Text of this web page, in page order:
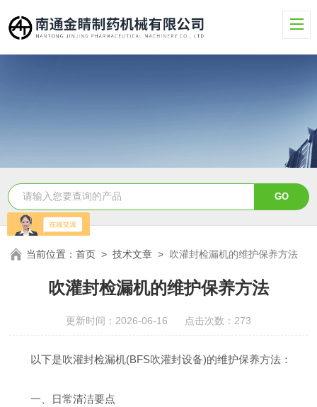
当前位置：首页 >技术文章 > 吹灌封检漏机的维护保养方法
吹灌封检漏机的维护保养方法
更新时间：2026-06-16 点击次数：273
以下是吹灌封检漏机(BFS吹灌封设备)的维护保养方法：
一、日常清洁要点